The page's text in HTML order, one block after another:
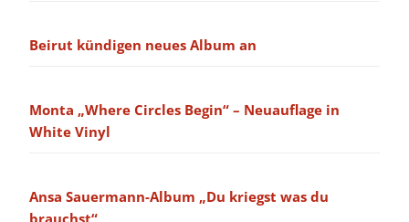
Beirut kündigen neues Album an
Monta „Where Circles Begin“ – Neuauflage in
White Vinyl
Ansa Sauermann-Album „Du kriegst was du
brauchst“